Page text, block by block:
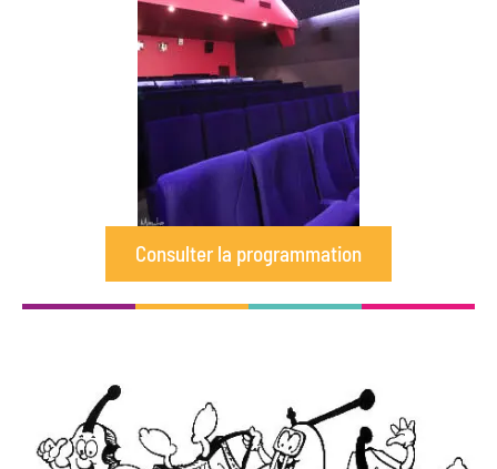
Consulter la programmation